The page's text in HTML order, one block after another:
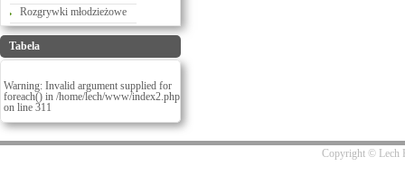
Rozgrywki młodzieżowe
Tabela
Warning: Invalid argument supplied for
foreach() in /home/lech/www/index2.php
on line 311
Copyright © Lech